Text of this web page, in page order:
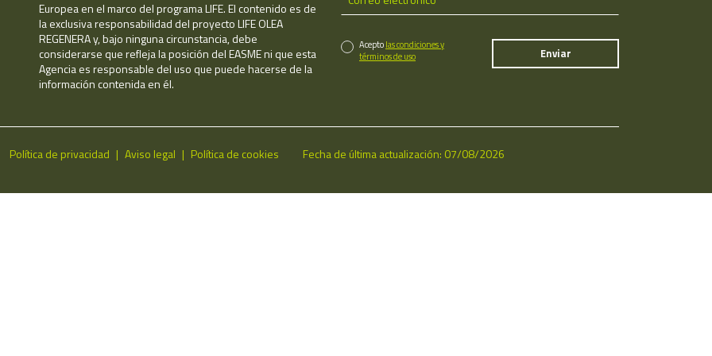
Europea en el marco del programa LIFE. El contenido es de
la exclusiva responsabilidad del proyecto LIFE OLEA
REGENERA y, bajo ninguna circunstancia, debe
considerarse que refleja la posición del EASME ni que esta
Agencia es responsable del uso que puede hacerse de la
información contenida en él.
Aceptolas condiciones y
términos de uso
Política de privacidad Aviso legal Política de cookies Fecha de última actualización: 07/08/2026